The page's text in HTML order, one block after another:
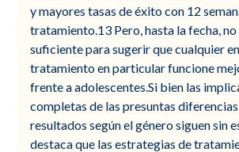
y mayores tasas de éxito con 12
tratamiento.13 Pero, hasta la fecha,
suficiente para sugerir que cualquier
tratamiento en particular funcione
frente a adolescentes.Si bien las
completas de las presuntas diferencias
resultados según el género siguen sin
destaca que las estrategias de